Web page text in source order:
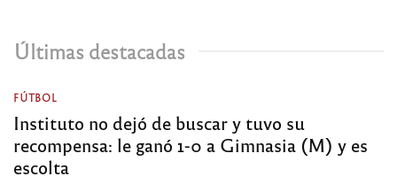
Últimas destacadas
FÚTBOL
Instituto no dejó de buscar y tuvo su
recompensa: le ganó 1-0 a Gimnasia (M) y es
escolta